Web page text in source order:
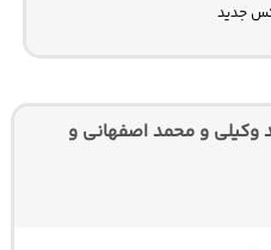
جدید
وکیلی و محمد اصفهانی و